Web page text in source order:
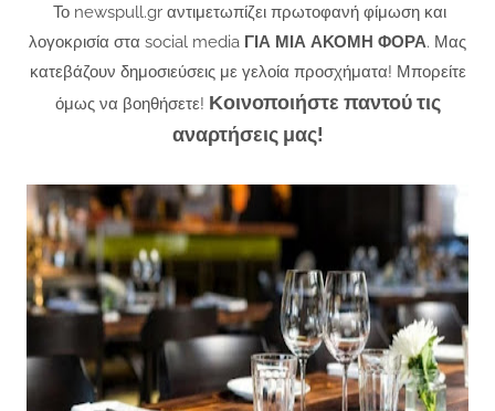
Το newspull.gr αντιμετωπίζει πρωτοφανή φίμωση και
λογοκρισία στα social media ΓΙΑ ΜΙΑ ΑΚΟΜΗ ΦΟΡΑ. Μας
κατεβάζουν δημοσιεύσεις με γελοία προσχήματα! Μπορείτε
όμως να βοηθήσετε! Κοινοποιήστε παντού τις
αναρτήσεις μας!